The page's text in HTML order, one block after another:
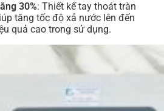
30%: Thiết kế tay thoát tràn
tăng tốc độ xả nước lên đến
quả cao trong sử dụng.